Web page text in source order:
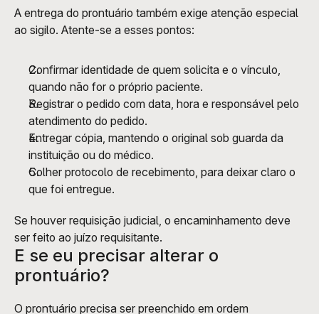
A entrega do prontuário também exige atenção especial
ao sigilo. Atente-se a esses pontos:
Confirmar identidade de quem solicita e o vínculo,
quando não for o próprio paciente.
Registrar o pedido com data, hora e responsável pelo
atendimento do pedido.
Entregar cópia, mantendo o original sob guarda da
instituição ou do médico.
Colher protocolo de recebimento, para deixar claro o
que foi entregue.
Se houver requisição judicial, o encaminhamento deve
ser feito ao juízo requisitante.
E se eu precisar alterar o
prontuário?
O prontuário precisa ser preenchido em ordem